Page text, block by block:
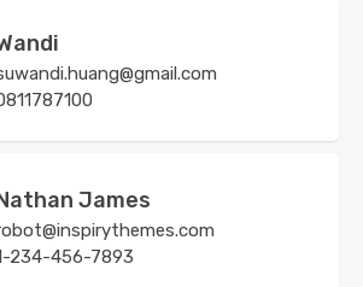
James
234-456-7893